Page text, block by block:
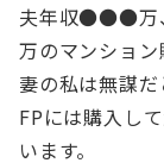
夫年収●●●
万のマンション
妻の私は無謀
FPには購入し
います。